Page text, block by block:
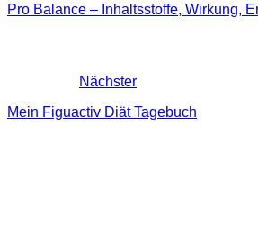
Pro Balance – Inhaltsstoffe, Wirkung,
Nächster
Mein Figuactiv Diät Tagebuch